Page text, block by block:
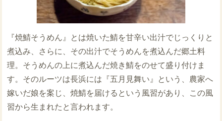
『焼鯖そうめん』とは焼いた鯖を甘辛い出汁でじっくりと
煮込み、さらに、その出汁でそうめんを煮込んだ郷土料
理。そうめんの上に煮込んだ焼き鯖をのせて盛り付けま
す。そのルーツは長浜には『五月見舞い』という、農家へ
嫁いだ娘を案じ、焼鯖を届けるという風習があり、この風
習から生まれたと言われます。